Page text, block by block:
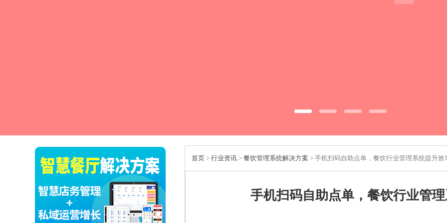
首页 > 行业资讯 > 餐饮管理系统解决方案 > 手机扫码自助点单，餐饮行业管理系统提升效
手机扫码自助点单，餐饮行业管